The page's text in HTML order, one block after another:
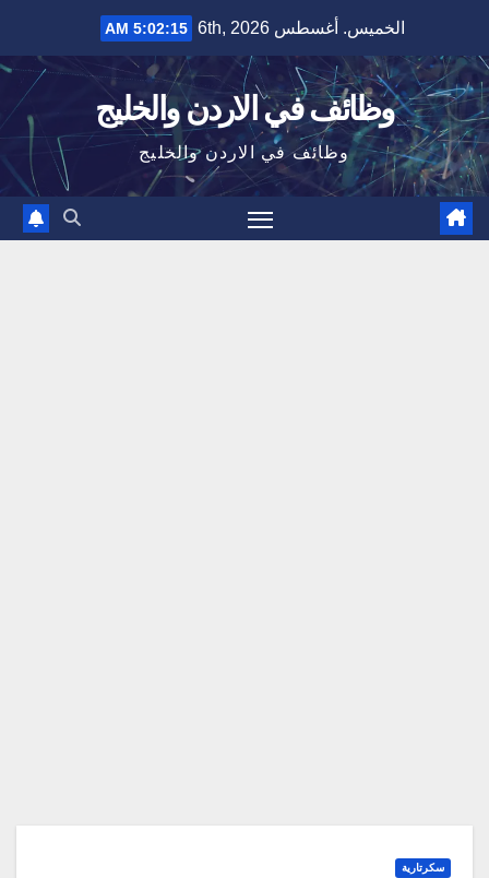
content
الخميس. أغسطس 6th, 2026 5:02:16 AM
وظائف في الاردن والخليج
وظائف في الاردن والخليج
سكرتارية